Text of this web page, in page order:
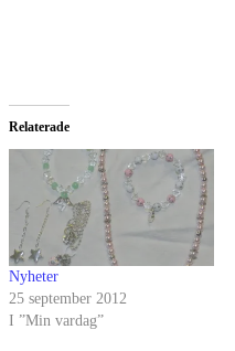
Relaterade
Nyheter
25 september 2012
I ”Min vardag”